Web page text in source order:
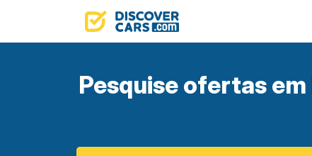
Pesquise ofertas